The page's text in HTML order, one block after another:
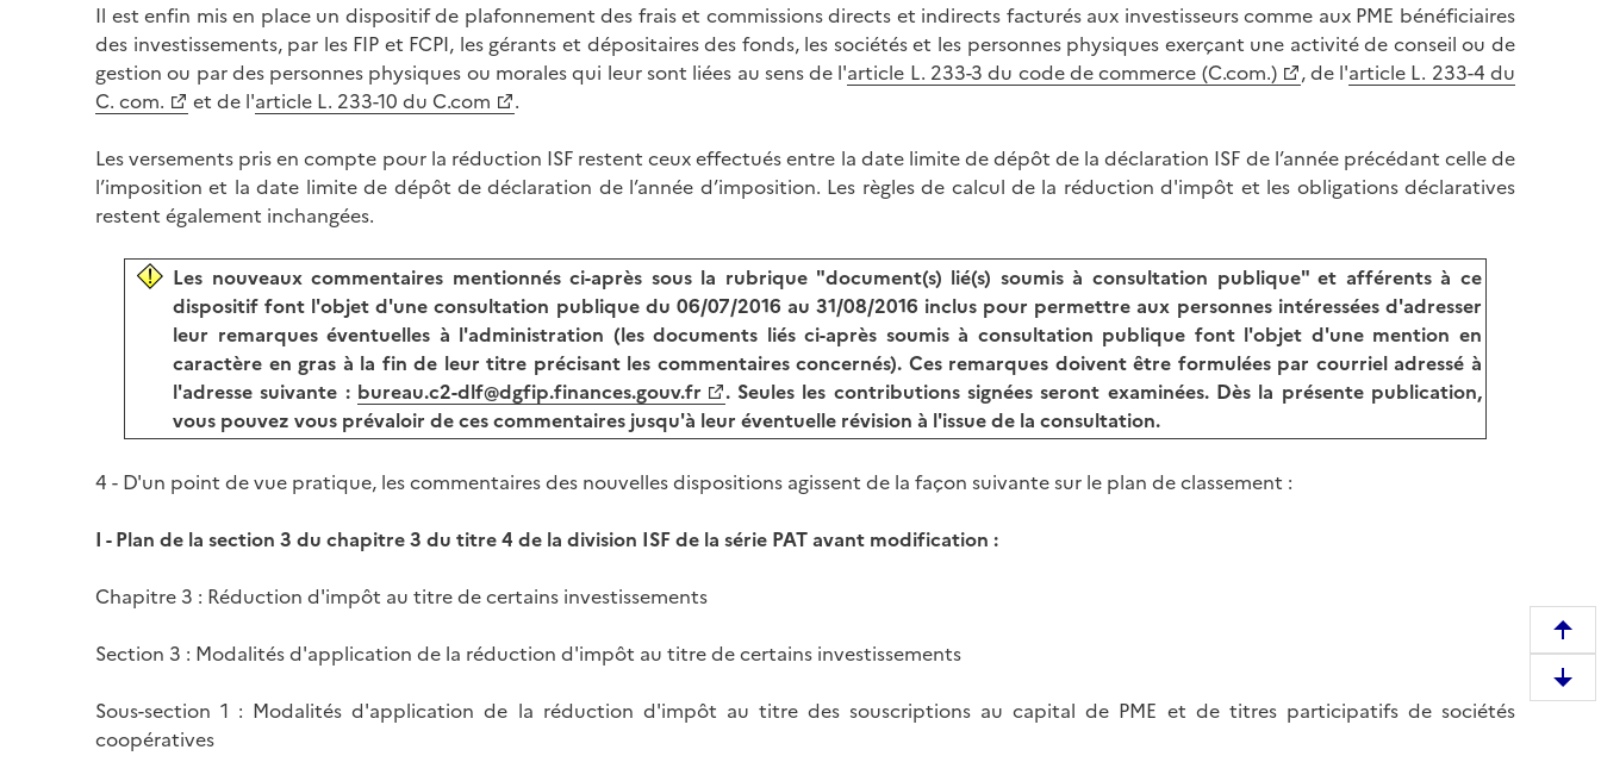
Il est enfin mis en place un dispositif de plafonnement des frais et commissions directs et indirects facturés aux investisseurs comme aux PME bénéficiaires
des investissements, par les FIP et FCPI, les gérants et dépositaires des fonds, les sociétés et les personnes physiques exerçant une activité de conseil ou de
gestion ou par des personnes physiques ou morales qui leur sont liées au sens de l'article L. 233-3 du code de commerce (C.com.) , de l'article L. 233-4 du
C. com.
et de l'article L. 233-10 du C.com
.
Les versements pris en compte pour la réduction ISF restent ceux effectués entre la date limite de dépôt de la déclaration ISF de l’année précédant celle de
l’imposition et la date limite de dépôt de déclaration de l’année d’imposition. Les règles de calcul de la réduction d'impôt et les obligations déclaratives
restent également inchangées.
Les nouveaux commentaires mentionnés ci-après sous la rubrique "document(s) lié(s) soumis à consultation publique" et afférents à ce
dispositif font l'objet d'une consultation publique du 06/07/2016 au 31/08/2016 inclus pour permettre aux personnes intéressées d'adresser
leur remarques éventuelles à l'administration (les documents liés ci-après soumis à consultation publique font l'objet d'une mention en
caractère en gras à la fin de leur titre précisant les commentaires concernés). Ces remarques doivent être formulées par courriel adressé à
l'adresse suivante : bureau.c2-dlf@dgfip.finances.gouv.fr
. Seules les contributions signées seront examinées. Dès la présente publication,
vous pouvez vous prévaloir de ces commentaires jusqu'à leur éventuelle révision à l'issue de la consultation.
4 - D'un point de vue pratique, les commentaires des nouvelles dispositions agissent de la façon suivante sur le plan de classement :
I - Plan de la section 3 du chapitre 3 du titre 4 de la division ISF de la série PAT avant modification :
Chapitre 3 : Réduction d'impôt au titre de certains investissements
Section 3 : Modalités d'application de la réduction d'impôt au titre de certains investissements
Sous-section 1 : Modalités d'application de la réduction d'impôt au titre des souscriptions au capital de PME et de titres participatifs de sociétés
coopératives
e
m
D